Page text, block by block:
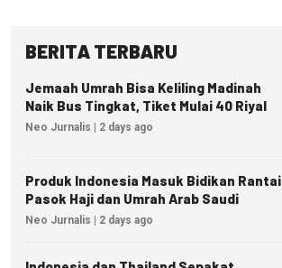
BERITA TERBARU
Jemaah Umrah Bisa Keliling Madinah
Naik Bus Tingkat, Tiket Mulai 40 Riyal
Neo Jurnalis | 2 days ago
Produk Indonesia Masuk Bidikan Rantai
Pasok Haji dan Umrah Arab Saudi
Neo Jurnalis | 2 days ago